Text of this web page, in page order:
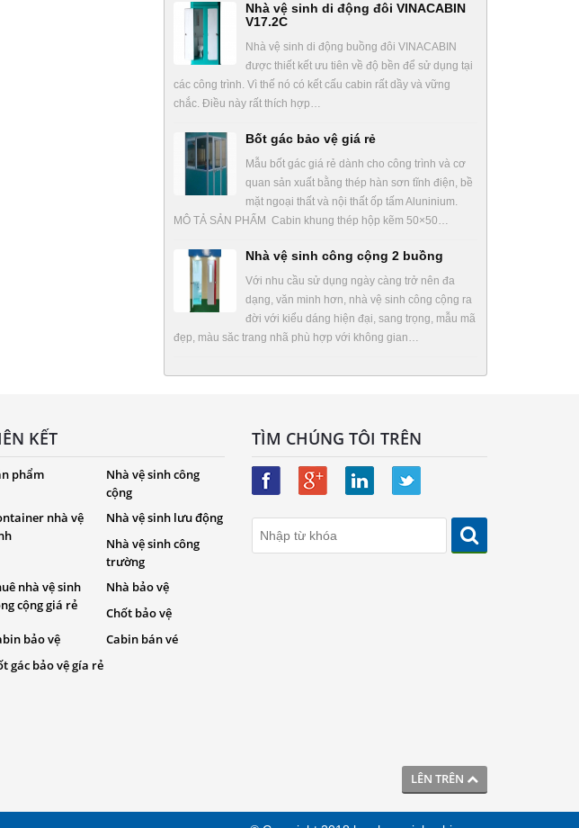
Nhà vệ sinh di động đôi VINACABIN
V17.2C
Nhà vệ sinh di động buồng đôi VINACABIN
được thiết kết ưu tiên về độ bền để sử dụng tại
các công trình. Vì thế nó có kết cấu cabin rất dầy và vững
chắc. Điều này rất thích hợp…
Bốt gác bảo vệ giá rẻ
Mẫu bốt gác giá rẻ dành cho công trình và cơ
quan sản xuất bằng thép hàn sơn tĩnh điện, bề
mặt ngoại thất và nội thất ốp tấm Aluninium.
MÔ TẢ SẢN PHẨM Cabin khung thép hộp kẽm 50×50…
Nhà vệ sinh công cộng 2 buồng
Với nhu cầu sử dụng ngày càng trở nên đa
dạng, văn minh hơn, nhà vệ sinh công cộng ra
đời với kiểu dáng hiện đại, sang trọng, mẫu mã
đẹp, màu săc trang nhã phù hợp với không gian…
LÊN TRÊN
KẾT
phẩm Nhà vệ sinh công
cộng
nhà vệ
Nhà vệ sinh lưu động
Nhà vệ sinh công
trường
nhà vệ sinh
cộng giá rẻ
Nhà bảo vệ
Chốt bảo vệ
bảo vệ
Cabin bán vé
gác bảo vệ gía rẻ
TÌM CHÚNG TÔI TRÊN